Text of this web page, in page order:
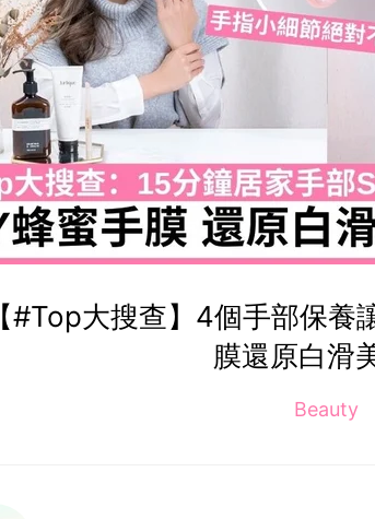
【#Top大搜查】4個手部保養
膜還原白滑
Beauty